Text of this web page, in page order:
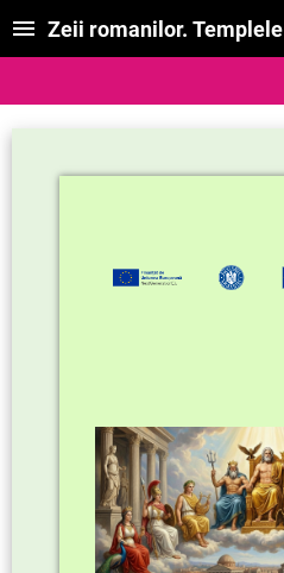
Zeii romanilor. Templele